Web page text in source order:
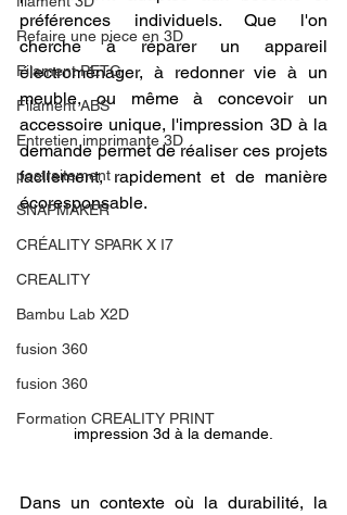
Refaire une piece en 3D
Filament PETG
Filament ABS
Entretien imprimante 3D
postraitement
SNAPMAKER
CRÉALITY SPARK X I7
CREALITY
Bambu Lab X2D
fusion 360
fusion 360
Formation CREALITY PRINT
préférences individuels. Que l'on
cherche à réparer un appareil
électroménager, à redonner vie à un
meuble, ou même à concevoir un
accessoire unique, l'impression 3D à la
demande permet de réaliser ces projets
facilement, rapidement et de manière
écoresponsable.
impression 3d à la demande.
Dans un contexte où la durabilité, la